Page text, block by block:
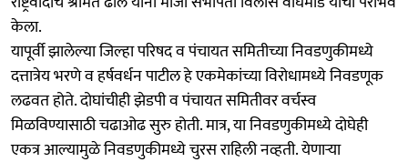
केला.
यापूर्वी झालेल्या जिल्हा परिषद व पंचायत समितीच्या निवडणुकीमध्ये
दत्तात्रेय भरणे व हर्षवर्धन पाटील हे एकमेकांच्या विरोधामध्ये निवडणूक
लढवत होते. दोघांचीही झेडपी व पंचायत समितीवर वर्चस्व
मिळविण्यासाठी चढाओढ सुरु होती. मात्र, या निवडणुकीमध्ये दोघेही
एकत्र आल्यामुळे निवडणुकीमध्ये चुरस राहिली नव्हती. येणाऱ्या